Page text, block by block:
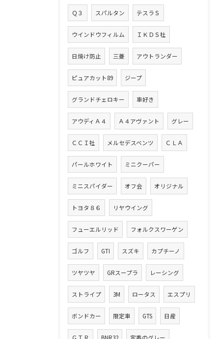
Ｑ３ スパルタン テスラＳ
ウインドウフィルム ＩＫＤＳ社
日焼け防止 三菱 アウトランダー
ピュアカット89 ジープ
グランドチェロキー 車好き
アウディＡ４ Ａ４アヴァント グレー
ＣＣＩ社 メルセデスベンツ ＣＬＡ
パールホワイト ミニクーパー
ミニスパイダー オフ会 オリジナル
トヨタ８６ リヤウイング
フューエルリッド フォルクスワーゲン
ゴルフ GTI スズキ カプチーノ
ツヤツヤ GRスープラ レーシング
ストライプ 3M ロータス エスプリ
ボンドカー 限定車 GTS 日産